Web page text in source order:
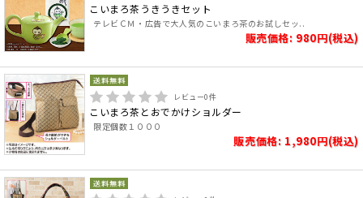
こいまろ茶うきうきセット
テレビＣＭ・広告で大人気のこいまろ茶のお試しセッ..
販売価格: 980円(税込)
レビュー0件
こいまろ茶とおでかけショルダー
限定個数１０００
販売価格: 1,980円(税込)